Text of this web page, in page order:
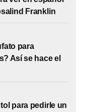
Franklin
para
Así se hace el
para pedirle un